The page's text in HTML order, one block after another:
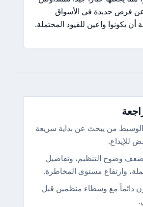
عن فرص جديدة في الأسواق
أن يكونوا واعين للقيود المحتملة.
من يبحث عن بداية سريعة
للإيداع.
وضوح التنظيم، وتفاصيل
وارتفاع مستوى المخاطرة.
دائماً مع وسطاء منظمين قبل